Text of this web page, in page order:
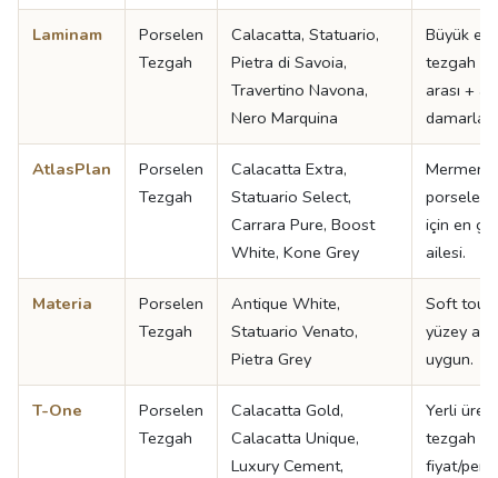
Laminam
Porselen
Tezgah
Calacatta, Statuario,
Pietra di Savoia,
Travertino Navona,
Nero Marquina
Büyük
tezgah +
arası +
damarla
AtlasPlan
Porselen
Tezgah
Calacatta Extra,
Statuario Select,
Carrara Pure, Boost
White, Kone Grey
Mermer
porselen
için en
ailesi.
Materia
Porselen
Tezgah
Antique White,
Statuario Venato,
Pietra Grey
Soft
yüzey
uygun.
T-One
Porselen
Tezgah
Calacatta Gold,
Calacatta Unique,
Luxury Cement,
Yerli
tezgah
fiyat/